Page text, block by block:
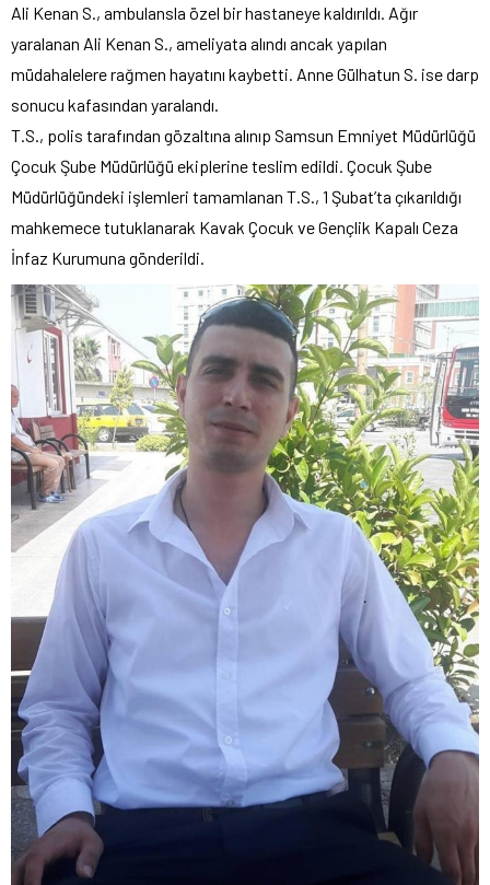
Ali Kenan S., ambulansla özel bir hastaneye kaldırıldı. Ağır
yaralanan Ali Kenan S., ameliyata alındı ancak yapılan
müdahalelere rağmen hayatını kaybetti. Anne Gülhatun S. ise darp
sonucu kafasından yaralandı.
T.S., polis tarafından gözaltına alınıp Samsun Emniyet Müdürlüğü
Çocuk Şube Müdürlüğü ekiplerine teslim edildi. Çocuk Şube
Müdürlüğündeki işlemleri tamamlanan T.S., 1 Şubat’ta çıkarıldığı
mahkemece tutuklanarak Kavak Çocuk ve Gençlik Kapalı Ceza
İnfaz Kurumuna gönderildi.